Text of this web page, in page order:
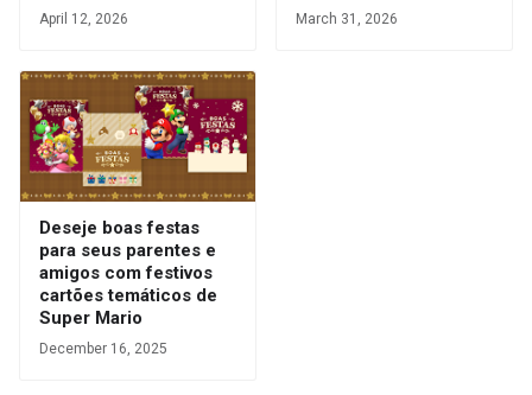
April 12, 2026 March 31, 2026
Deseje boas festas
para seus parentes e
amigos com festivos
cartões temáticos de
Super Mario
December 16, 2025